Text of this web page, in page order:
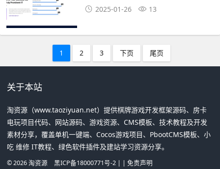
2025-01-26 13
1 2 3 下页 尾页
关于本站
淘资源（www.taoziyuan.net）提供棋牌游戏开发框架源码、房卡
电玩项目代码、网站源码、游戏资源、CMS模板、技术教程及开发
素材分享，覆盖单机一键端、Cocos游戏项目、PbootCMS模板、小
吃 维修 IT教程、绿色软件插件及建站学习资源分享。
©2026淘资源 黑ICP备18000771号-2| | 免责声明